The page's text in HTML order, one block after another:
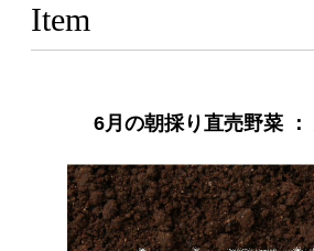
Item
6月の朝採り直売野菜